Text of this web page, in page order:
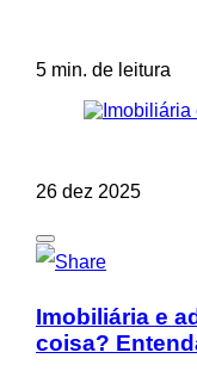
5 min. de leitura
26 dez 2025
Imobiliária e
coisa?